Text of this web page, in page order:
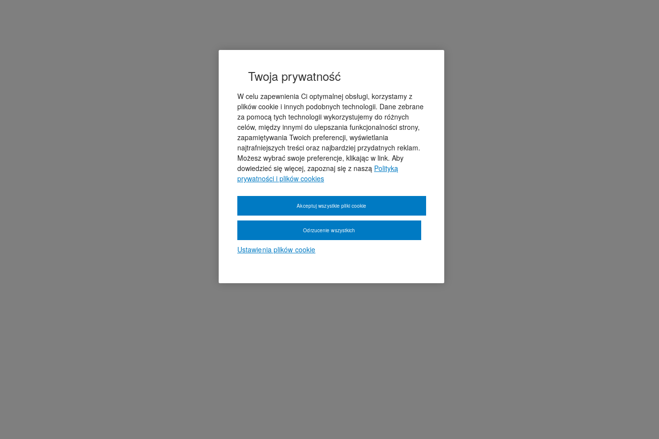
Twoja prywatność
W celu zapewnienia Ci optymalnej obsługi, korzystamy z
plików cookie i innych podobnych technologii. Dane zebrane
za pomocą tych technologii wykorzystujemy do różnych
celów, między innymi do ulepszania funkcjonalności strony,
zapamiętywania Twoich preferencji, wyświetlania
najtrafniejszych treści oraz najbardziej przydatnych reklam.
Możesz wybrać swoje preferencje, klikając w link. Aby
dowiedzieć się więcej, zapoznaj się z naszą Polityką
prywatności i plików cookies
Ustawienia plików cookie
Odrzucenie wszystkich
Akceptuj wszystkie pliki cookie